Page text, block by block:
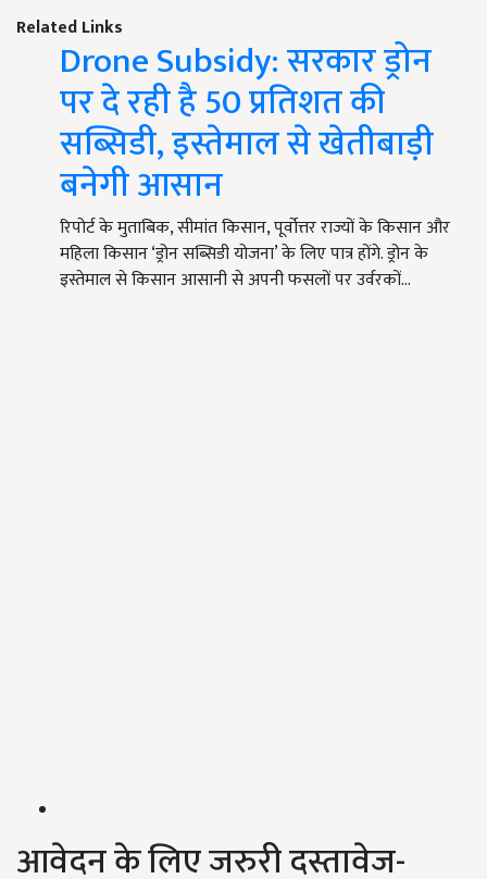
Related Links
Drone Subsidy: सरकार ड्रोन
पर दे रही है 50 प्रतिशत की
सब्सिडी, इस्तेमाल से खेतीबाड़ी
बनेगी आसान
रिपोर्ट के मुताबिक, सीमांत किसान, पूर्वोत्तर राज्यों के किसान और
महिला किसान ‘ड्रोन सब्सिडी योजना’ के लिए पात्र होंगे. ड्रोन के
इस्तेमाल से किसान आसानी से अपनी फसलों पर उर्वरकों…
आवेदन के लिए जरुरी दस्तावेज-